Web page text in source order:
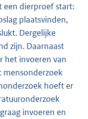
een dierproef start:
plaatsvinden,
Dergelijke
zijn. Daarnaast
het invoeren van
mensonderzoek
hoeft er
invoeren en